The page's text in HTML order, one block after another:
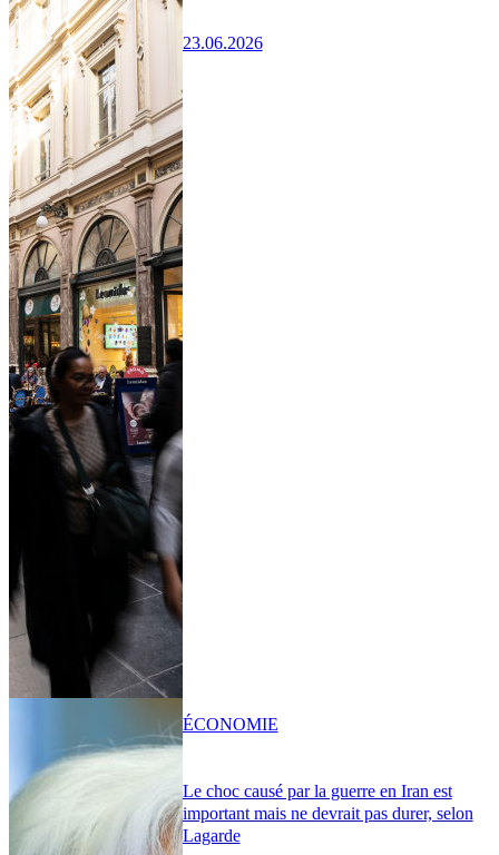
23.06.2026
Le choc causé par la guerre en Iran est
important mais ne devrait pas durer, selon
Lagarde
ÉCONOMIE